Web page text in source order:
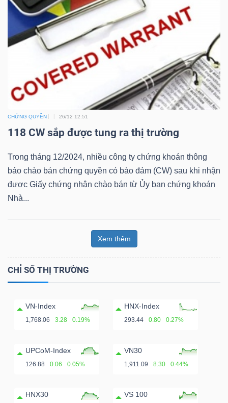
CHỨNG QUYỀN 26/12 12:51
118 CW sắp được tung ra thị trường
Trong tháng 12/2024, nhiều công ty chứng khoán thông
báo chào bán chứng quyền có bảo đảm (CW) sau khi nhận
được Giấy chứng nhận chào bán từ Ủy ban chứng khoán
Nhà...
Xem thêm
CHỈ SỐ THỊ TRƯỜNG
VN-Index
1,768.06 3.28 0.19%
HNX-Index
293.44 0.80 0.27%
UPCoM-Index
126.88 0.06 0.05%
VN30
1,911.09 8.30 0.44%
HNX30 VS 100
tác
giả
(-)
cáo
phân
tích
Thuật
ngữ
(-)
tạo
chính